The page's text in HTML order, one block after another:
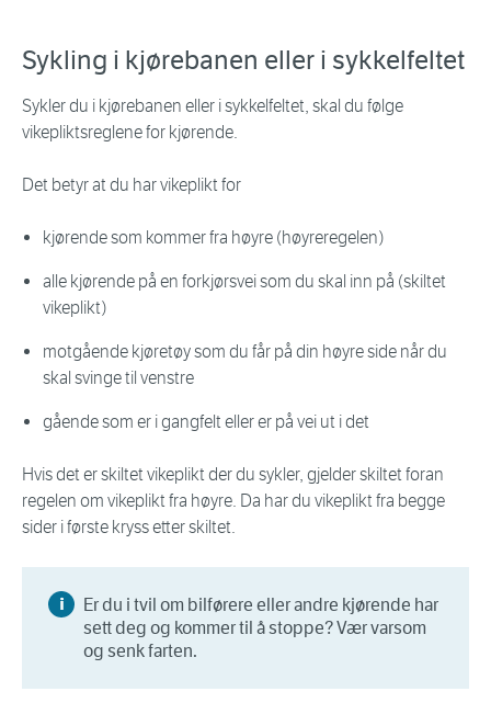
Sykling i kjørebanen eller i sykkelfeltet
Sykler du i kjørebanen eller i sykkelfeltet, skal du følge
vikepliktsreglene for kjørende.
Det betyr at du har vikeplikt for
kjørende som kommer fra høyre (høyreregelen)
alle kjørende på en forkjørsvei som du skal inn på (skiltet
vikeplikt)
motgående kjøretøy som du får på din høyre side når du
skal svinge til venstre
gående som er i gangfelt eller er på vei ut i det
Hvis det er skiltet vikeplikt der du sykler, gjelder skiltet foran
regelen om vikeplikt fra høyre. Da har du vikeplikt fra begge
sider i første kryss etter skiltet.
Er du i tvil om bilførere eller andre kjørende har
sett deg og kommer til å stoppe? Vær varsom
og senk farten.